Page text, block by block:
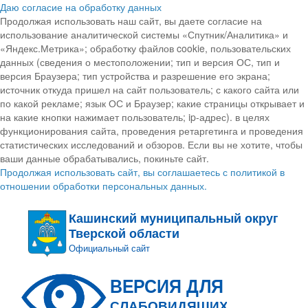
Даю согласие на обработку данных
Продолжая использовать наш сайт, вы даете согласие на
использование аналитической системы «Спутник/Аналитика» и
«Яндекс.Метрика»; обработку файлов cookie, пользовательских
данных (сведения о местоположении; тип и версия ОС, тип и
версия Браузера; тип устройства и разрешение его экрана;
источник откуда пришел на сайт пользователь; с какого сайта или
по какой рекламе; язык ОС и Браузер; какие страницы открывает и
на какие кнопки нажимает пользователь; ip-адрес). в целях
функционирования сайта, проведения ретаргетинга и проведения
статистических исследований и обзоров. Если вы не хотите, чтобы
ваши данные обрабатывались, покиньте сайт.
Продолжая использовать сайт, вы соглашаетесь с политикой в
отношении обработки персональных данных.